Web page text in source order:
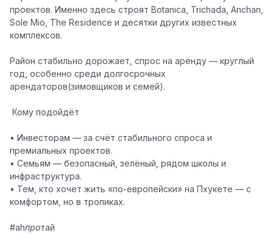
проектов. Именно здесь строят Botanica, Trichada, Anchan,
Sole Mio, The Residence и десятки других известных
комплексов.
Район стабильно дорожает, спрос на аренду — круглый
год, особенно среди долгосрочных
арендаторов(зимовщиков и семей).
Кому подойдёт
• Инвесторам — за счёт стабильного спроса и
премиальных проектов.
• Семьям — безопасный, зелёный, рядом школы и
инфраструктура.
• Тем, кто хочет жить «по-европейски» на Пхукете — с
комфортом, но в тропиках.
#ahпротай